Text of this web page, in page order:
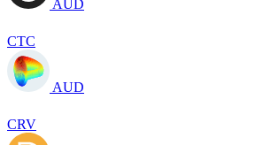
AUD
CTC
AUD
CRV